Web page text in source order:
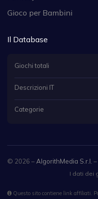
Gioco per Bambini
Il Database
Giochi totali
Descrizioni IT
Categorie
© 2026 – AlgorithMedia S.r.l.
I dati dei
Questo sito contiene link affiliati.